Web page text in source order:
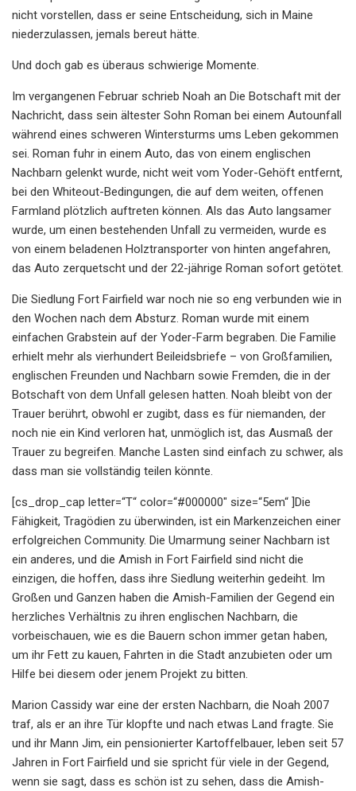
nicht vorstellen, dass er seine Entscheidung, sich in Maine
niederzulassen, jemals bereut hätte.
Und doch gab es überaus schwierige Momente.
Im vergangenen Februar schrieb Noah an Die Botschaft mit der
Nachricht, dass sein ältester Sohn Roman bei einem Autounfall
während eines schweren Wintersturms ums Leben gekommen
sei. Roman fuhr in einem Auto, das von einem englischen
Nachbarn gelenkt wurde, nicht weit vom Yoder-Gehöft entfernt,
bei den Whiteout-Bedingungen, die auf dem weiten, offenen
Farmland plötzlich auftreten können. Als das Auto langsamer
wurde, um einen bestehenden Unfall zu vermeiden, wurde es
von einem beladenen Holztransporter von hinten angefahren,
das Auto zerquetscht und der 22-jährige Roman sofort getötet.
Die Siedlung Fort Fairfield war noch nie so eng verbunden wie in
den Wochen nach dem Absturz. Roman wurde mit einem
einfachen Grabstein auf der Yoder-Farm begraben. Die Familie
erhielt mehr als vierhundert Beileidsbriefe – von Großfamilien,
englischen Freunden und Nachbarn sowie Fremden, die in der
Botschaft von dem Unfall gelesen hatten. Noah bleibt von der
Trauer berührt, obwohl er zugibt, dass es für niemanden, der
noch nie ein Kind verloren hat, unmöglich ist, das Ausmaß der
Trauer zu begreifen. Manche Lasten sind einfach zu schwer, als
dass man sie vollständig teilen könnte.
[cs_drop_cap letter=“T“ color=“#000000″ size=“5em“ ]Die
Fähigkeit, Tragödien zu überwinden, ist ein Markenzeichen einer
erfolgreichen Community. Die Umarmung seiner Nachbarn ist
ein anderes, und die Amish in Fort Fairfield sind nicht die
einzigen, die hoffen, dass ihre Siedlung weiterhin gedeiht. Im
Großen und Ganzen haben die Amish-Familien der Gegend ein
herzliches Verhältnis zu ihren englischen Nachbarn, die
vorbeischauen, wie es die Bauern schon immer getan haben,
um ihr Fett zu kauen, Fahrten in die Stadt anzubieten oder um
Hilfe bei diesem oder jenem Projekt zu bitten.
Marion Cassidy war eine der ersten Nachbarn, die Noah 2007
traf, als er an ihre Tür klopfte und nach etwas Land fragte. Sie
und ihr Mann Jim, ein pensionierter Kartoffelbauer, leben seit 57
Jahren in Fort Fairfield und sie spricht für viele in der Gegend,
wenn sie sagt, dass es schön ist zu sehen, dass die Amish-